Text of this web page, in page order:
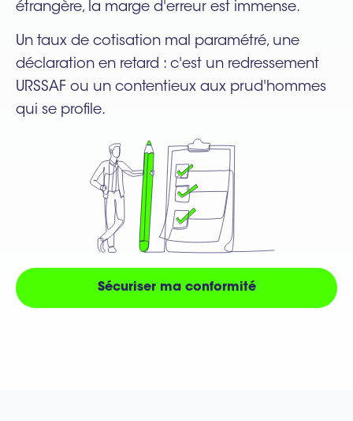
étrangère, la marge d'erreur est immense.
Un taux de cotisation mal paramétré, une
déclaration en retard : c'est un redressement
URSSAF ou un contentieux aux prud'hommes
qui se profile.
Sécuriser ma conformité